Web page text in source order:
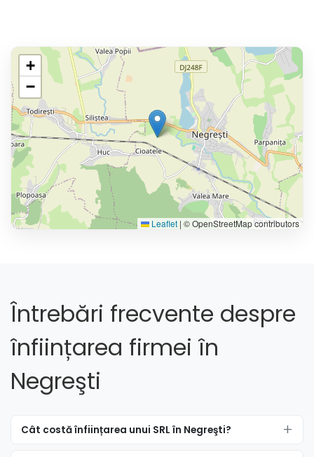
+
−
Leaflet | © OpenStreetMap contributors
Întrebări frecvente despre
înființarea firmei în
Negreşti
Cât costă înființarea unui SRL în Negreşti?